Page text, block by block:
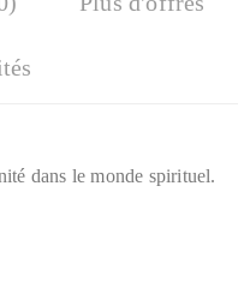
dans le monde spirituel.